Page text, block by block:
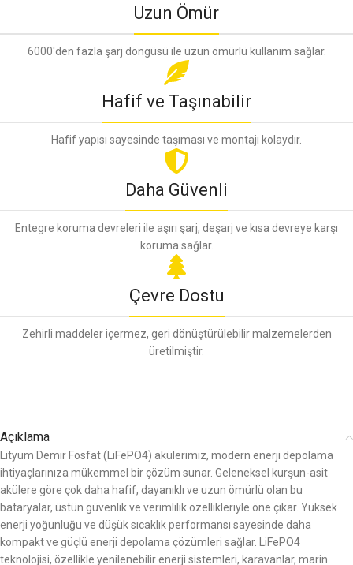
Uzun Ömür
6000'den fazla şarj döngüsü ile uzun ömürlü kullanım sağlar.
Hafif ve Taşınabilir
Hafif yapısı sayesinde taşıması ve montajı kolaydır.
Daha Güvenli
Entegre koruma devreleri ile aşırı şarj, deşarj ve kısa devreye karşı
koruma sağlar.
Çevre Dostu
Zehirli maddeler içermez, geri dönüştürülebilir malzemelerden
üretilmiştir.
Açıklama
Lityum Demir Fosfat (LiFePO4) akülerimiz, modern enerji depolama
ihtiyaçlarınıza mükemmel bir çözüm sunar. Geleneksel kurşun-asit
akülere göre çok daha hafif, dayanıklı ve uzun ömürlü olan bu
bataryalar, üstün güvenlik ve verimlilik özellikleriyle öne çıkar. Yüksek
enerji yoğunluğu ve düşük sıcaklık performansı sayesinde daha
kompakt ve güçlü enerji depolama çözümleri sağlar. LiFePO4
teknolojisi, özellikle yenilenebilir enerji sistemleri, karavanlar, marin